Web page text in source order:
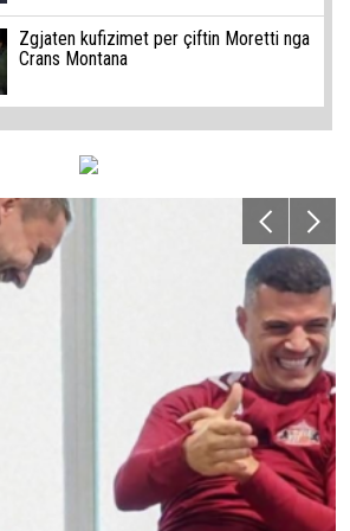
Zgjaten kufizimet per çiftin Moretti nga
Crans Montana